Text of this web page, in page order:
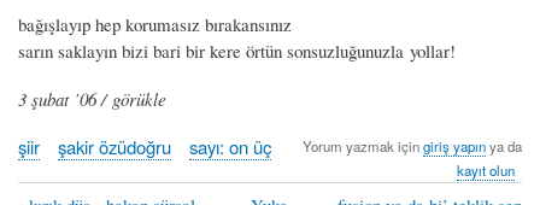
bağışlayıp hep korumasız bırakansınız
sarın saklayın bizi bari bir kere örtün sonsuzluğunuzla yollar!
3 şubat ’06 / görükle
şiir şakir özüdoğru sayı: on üç Yorum yazmak içingiriş yapınya da
kayıt olun